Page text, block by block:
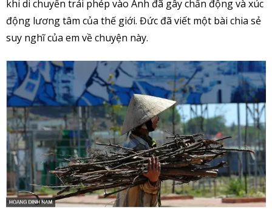
khi di chuyển trái phép vào Anh đã gây chấn động và xúc
động lương tâm của thế giới. Đức đã viết một bài chia sẻ
suy nghĩ của em về chuyện này.